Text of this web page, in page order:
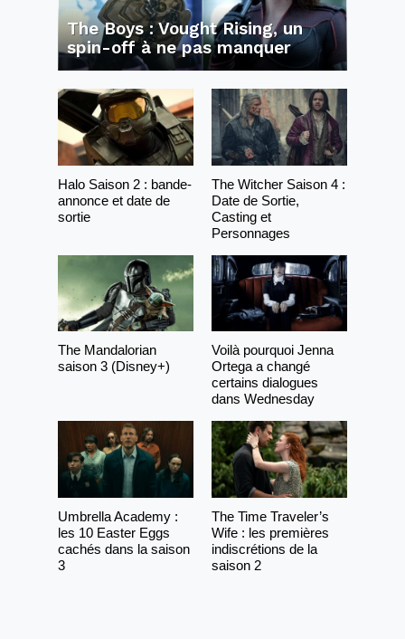
The Boys : Vought Rising, un
spin-off à ne pas manquer
Halo Saison 2 : bande-
annonce et date de
sortie
The Witcher Saison 4 :
Date de Sortie,
Casting et
Personnages
The Mandalorian
saison 3 (Disney+)
Voilà pourquoi Jenna
Ortega a changé
certains dialogues
dans Wednesday
Umbrella Academy :
les 10 Easter Eggs
cachés dans la saison
3
The Time Traveler’s
Wife : les premières
indiscrétions de la
saison 2